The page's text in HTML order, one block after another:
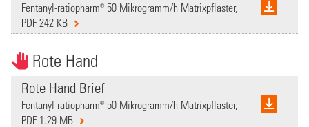
Fentanyl-ratiopharm® 50 Mikrogramm/h Matrixpflaster,
PDF 242 KB
Rote Hand
Rote Hand Brief
Fentanyl-ratiopharm® 50 Mikrogramm/h Matrixpflaster,
PDF 1.29 MB